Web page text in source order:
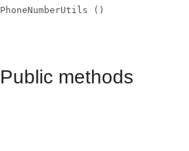
PhoneNumberUtils ()
Public methods